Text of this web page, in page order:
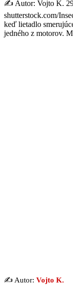
✍️ Autor: Vojto K.
shutterstock.com/
keď lietadlo
jedného z motorov.
✍️ Autor: Vojto K.